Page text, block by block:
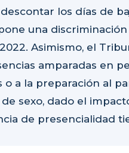
los días de
una
Asimismo, el
amparadas en
a la preparación al
sexo, dado el
de presencialidad